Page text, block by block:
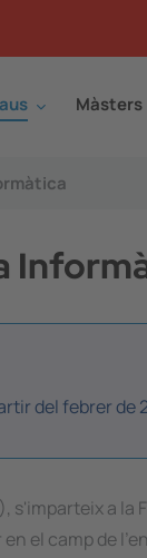
Màsters
del febrer de
s'imparteix a
el camp de